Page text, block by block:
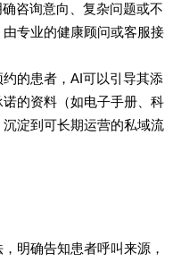
咨询意向、复杂问题或不
专业的健康顾问或客服接
的患者，AI可以引导其添
的资料（如电子手册、科
淀到可长期运营的私域流
确告知患者呼叫来源，